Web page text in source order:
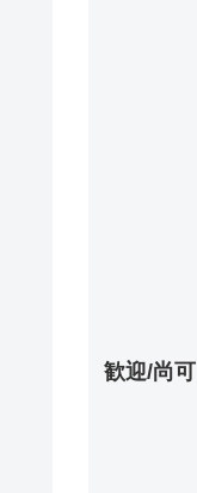
歓迎/尚可